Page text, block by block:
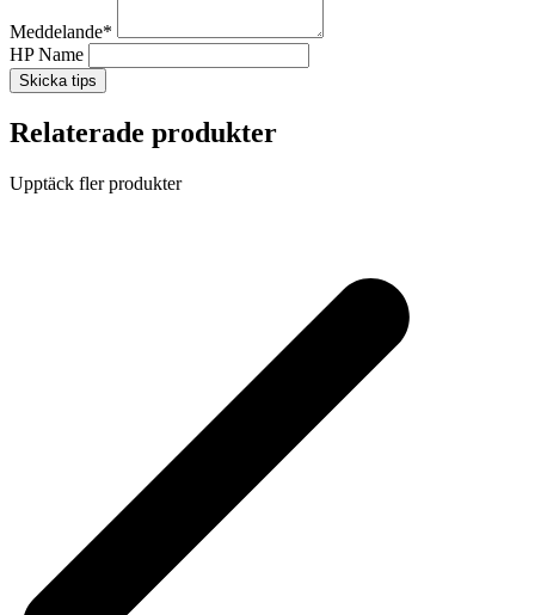
Meddelande*
HP Name
Skicka tips
Relaterade produkter
Upptäck fler produkter